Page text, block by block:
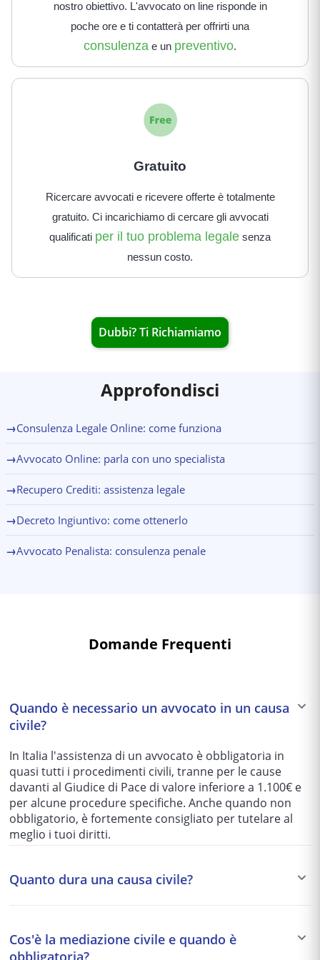
nostro obiettivo. L'avvocato on line risponde in
poche ore e ti contatterà per offrirti una
consulenza e un preventivo.
Gratuito
Ricercare avvocati e ricevere offerte è totalmente
gratuito. Ci incarichiamo di cercare gli avvocati
qualificati per il tuo problema legale senza
nessun costo.
Dubbi? Ti Richiamiamo
Approfondisci
→Consulenza Legale Online: come funziona
→Avvocato Online: parla con uno specialista
→Recupero Crediti: assistenza legale
→Decreto Ingiuntivo: come ottenerlo
→Avvocato Penalista: consulenza penale
Domande Frequenti
Quando è necessario un avvocato in un causa
civile?
In Italia l'assistenza di un avvocato è obbligatoria in
quasi tutti i procedimenti civili, tranne per le cause
davanti al Giudice di Pace di valore inferiore a 1.100€ e
per alcune procedure specifiche. Anche quando non
obbligatorio, è fortemente consigliato per tutelare al
meglio i tuoi diritti.
Quanto dura una causa civile?
semplici fino a 5-10 anni per quelle più articolate. Per
Cos'è la mediazione civile e quando è
obbligatoria?